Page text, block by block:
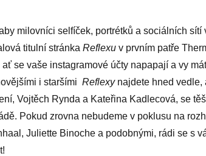
milovníci selfíček, portrétků a sociálních sítí
titulní stránka Reflexu v prvním patře
ať se vaše instagramové účty napapají a vy
i staršími Reflexynajdete hned vedle,
Vojtěch Rynda a Kateřina Kadlecová, se
Pokud zrovna nebudeme v poklusu na
Juliette Binoche a podobnými, rádi se s